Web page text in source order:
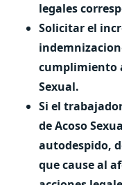
legales
Solicitar el
cumplimiento
Sexual.
Si el
de Acoso
autodespido,
que cause al